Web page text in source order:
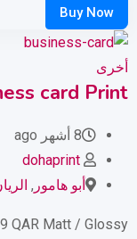
أخرى
card Print
8 أشهر ago
dohaprint
أبو هامور ,
QAR Matt / Glossy